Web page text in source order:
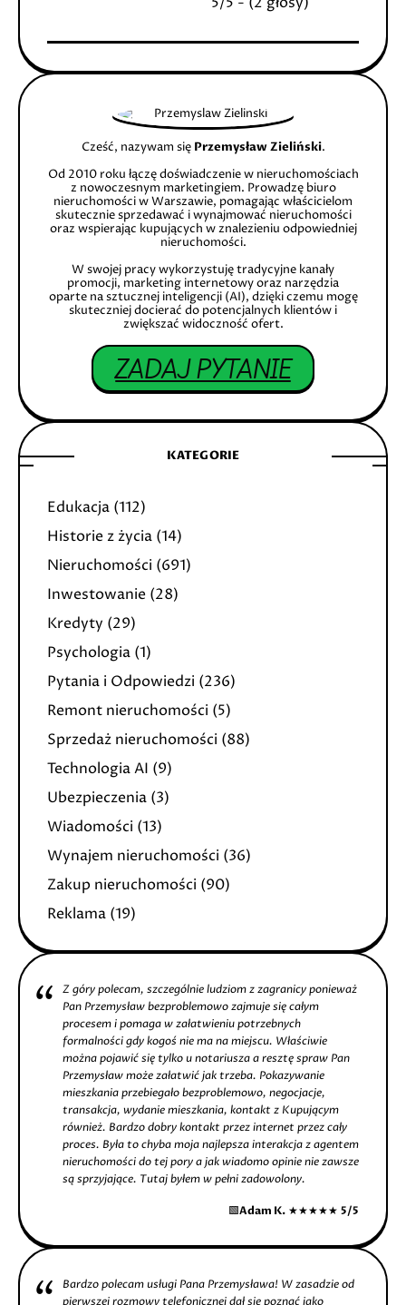
Cześć, nazywam się Przemysław Zieliński.
Od 2010 roku łączę doświadczenie w nieruchomościach
z nowoczesnym marketingiem. Prowadzę biuro
nieruchomości w Warszawie, pomagając właścicielom
skutecznie sprzedawać i wynajmować nieruchomości
oraz wspierając kupujących w znalezieniu odpowiedniej
nieruchomości.
W swojej pracy wykorzystuję tradycyjne kanały
promocji, marketing internetowy oraz narzędzia
oparte na sztucznej inteligencji (AI), dzięki czemu mogę
skuteczniej docierać do potencjalnych klientów i
zwiększać widoczność ofert.
ZADAJ PYTANIE
KATEGORIE
Edukacja (112)
Historie z życia (14)
Nieruchomości (691)
Inwestowanie (28)
Kredyty (29)
Psychologia (1)
Pytania i Odpowiedzi (236)
Remont nieruchomości (5)
Sprzedaż nieruchomości (88)
Technologia AI (9)
Ubezpieczenia (3)
Wiadomości (13)
Wynajem nieruchomości (36)
Zakup nieruchomości (90)
Reklama (19)
Z góry polecam, szczególnie ludziom z zagranicy ponieważ
Pan Przemysław bezproblemowo zajmuje się całym
procesem i pomaga w załatwieniu potrzebnych
formalności gdy kogoś nie ma na miejscu. Właściwie
można pojawić się tylko u notariusza a resztę spraw Pan
Przemysław może załatwić jak trzeba. Pokazywanie
mieszkania przebiegało bezproblemowo, negocjacje,
transakcja, wydanie mieszkania, kontakt z Kupującym
również. Bardzo dobry kontakt przez internet przez cały
proces. Była to chyba moja najlepsza interakcja z agentem
nieruchomości do tej pory a jak wiadomo opinie nie zawsze
są sprzyjające. Tutaj byłem w pełni zadowolony.
🟩Adam K. ★★★★★ 5/5
Bardzo polecam usługi Pana Przemysława! W zasadzie od
pierwszej rozmowy telefonicznej dał się poznać jako